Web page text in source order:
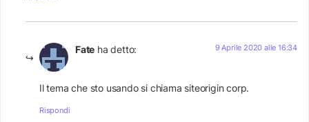
Fate ha detto: 9 Aprile 2020 alle 16:34
Il tema che sto usando si chiama siteorigin corp.
Rispondi